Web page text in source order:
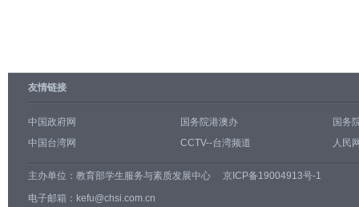
友情链接
中国政府网 国务院港澳办
国务
中国台湾网
CCTV--台湾频道 人民
主办单位： 教育部学生服务与素质发展中心
京ICP备19004913号-1
电子邮箱：kefu@chsi.com.cn